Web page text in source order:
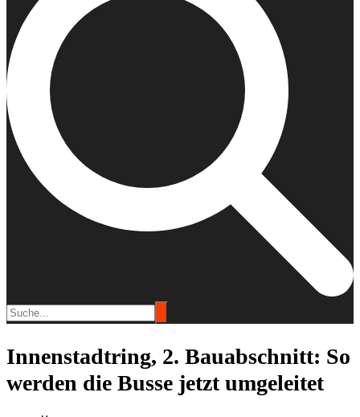
Innenstadtring, 2. Bauabschnitt: So
werden die Busse jetzt umgeleitet